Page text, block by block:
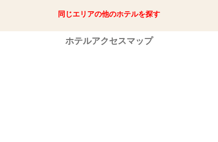
同じエリアの他のホテルを探す
ホテルアクセスマップ